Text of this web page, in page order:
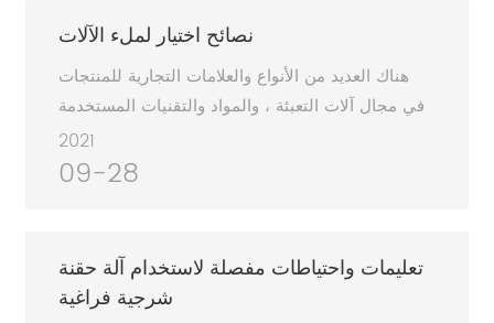
وتعزيز الاستخدام الشامل للموارد. مع التطور السريع
لصناعة اللحوم ، ظهرت العديد من شركات آلات تصنيع
اللحوم. في المستقبل ، يتمتع سوق آلات معالجة
اللحوم في بلدي بإمكانيات هائلة ، وستدخل صناعة
آلات معالجة اللحوم في جولة جديدة من التطور
السريع.
نصائح اختيار لملء الآلات
هناك العديد من الأنواع والعلامات التجارية للمنتجات
في مجال آلات التعبئة ، والمواد والتقنيات المستخدمة
معقدة للغاية ، مما يجعل من الصعب على المستهلكين
الذين يفتقرون إلى المعرفة المهنية الاختيار. وفقًا
2021
09-28
تعليمات واحتياطات مفصلة لاستخدام آلة حقنة
شرجية فراغية